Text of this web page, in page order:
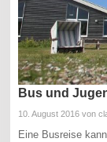
Bus und
10. August 2016 von
Eine Busreise